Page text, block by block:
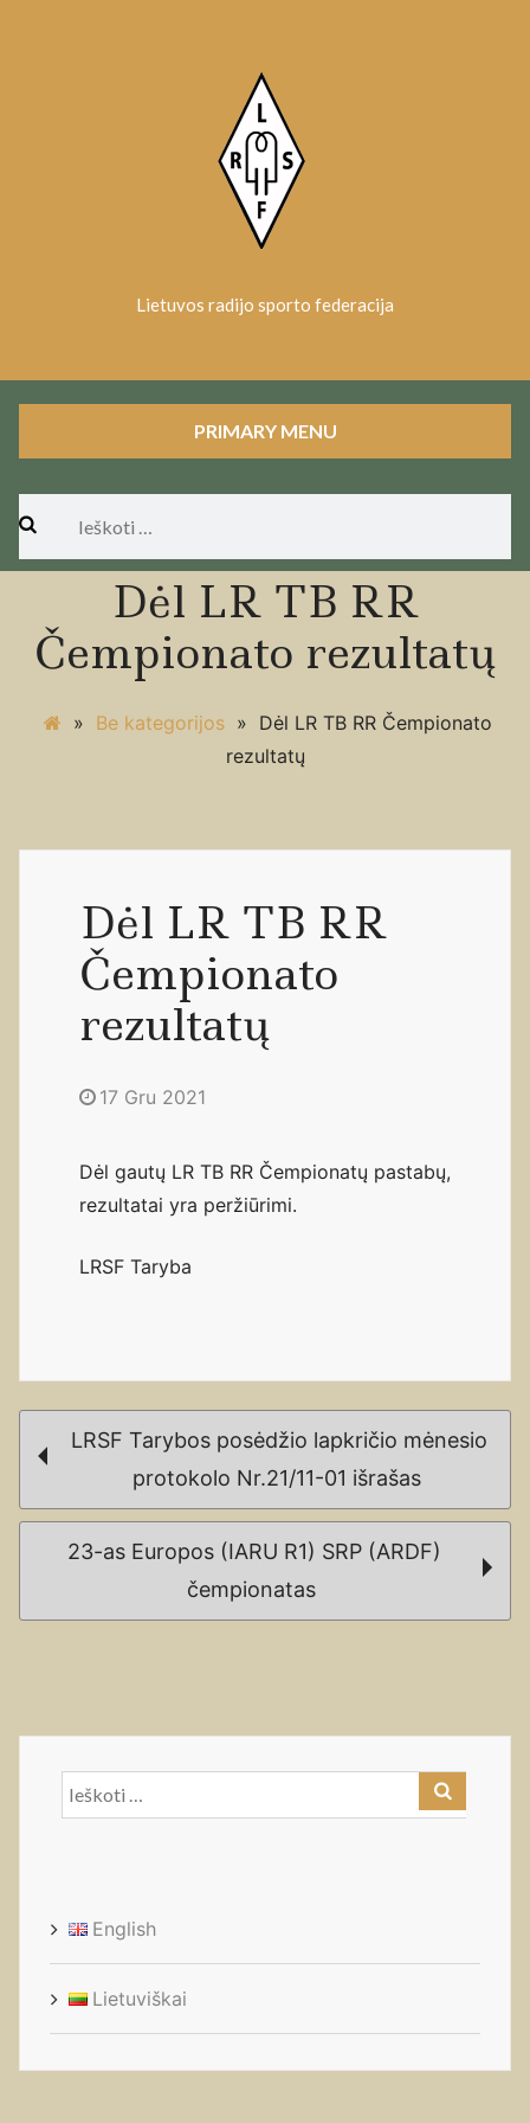
Lietuvos radijo sporto federacija
PRIMARY MENU
Ieškoti:
Dėl LR TB RR
Čempionato rezultatų
» Be kategorijos » Dėl LR TB RR Čempionato
rezultatų
Dėl LR TB RR
Čempionato
rezultatų
17 Gru 2021
Dėl gautų LR TB RR Čempionatų pastabų,
rezultatai yra peržiūrimi.
LRSF Taryba
Post
navigation
LRSF Tarybos posėdžio lapkričio mėnesio
protokolo Nr.21/11-01 išrašas
23-as Europos (IARU R1) SRP (ARDF)
čempionatas
Ieškoti:
English
Lietuviškai